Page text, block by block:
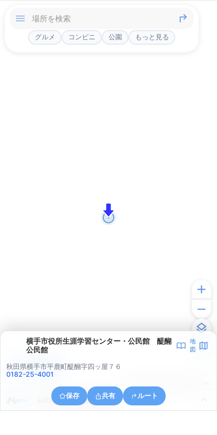
グルメ コンビニ 公園 もっと見る
横手市役所生涯学習センター・公民館 醍醐
公民館
地
図
秋田県横手市平鹿町醍醐字四ッ屋７６
0182-25-4001
保存 共有 ルート
秋田県横手市平鹿町醍醐白山田
アプリで見る